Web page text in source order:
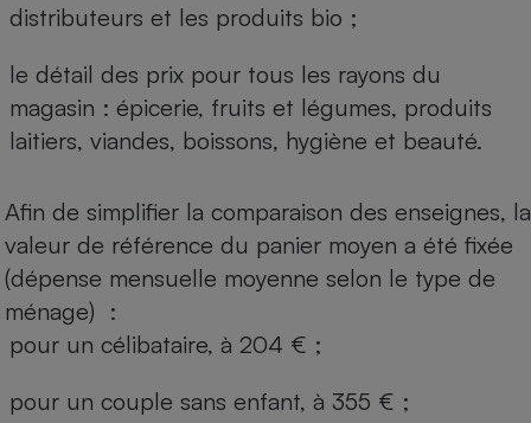
distributeurs et les produits bio ;
le détail des prix pour tous les rayons du
magasin : épicerie, fruits et légumes, produits
laitiers, viandes, boissons, hygiène et beauté.
Afin de simplifier la comparaison des enseignes, la
valeur de référence du panier moyen a été fixée
(dépense mensuelle moyenne selon le type de
ménage) :
pour un célibataire, à 204 € ;
pour un couple sans enfant, à 355 € ;